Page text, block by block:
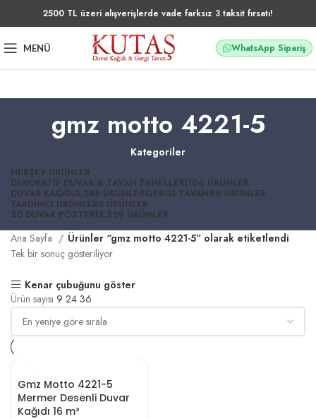
2500 TL üzeri alışverişlerde vade farksız 3 taksit fırsatı!
MENÜ WhatsApp Sipariş
gmz motto 4221-5
Kategoriler
HERŞEY ÜRÜNLER
DEKORATIF DUVAR & TAVAN PANELLERI106 ÜRÜNLER
DUVAR KAĞIDI3.288 ÜRÜNLERGERGI TAVAN96 ÜRÜNLER
YARDIMCI ÜRÜNLER3 ÜRÜNLER
3D DUVAR POSTERI3.329 ÜRÜNLER
Ana Sayfa
Ürünler “gmz motto 4221-5” olarak etiketlendi
Tek bir sonuç gösteriliyor
Kenar çubuğunu göster
Ürün sayısı 9 24 36
Gmz Motto 4221-5
Mermer Desenli Duvar
Kağıdı 16 m²